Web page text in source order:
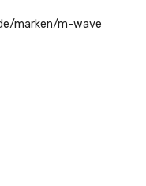
marken/m-wave